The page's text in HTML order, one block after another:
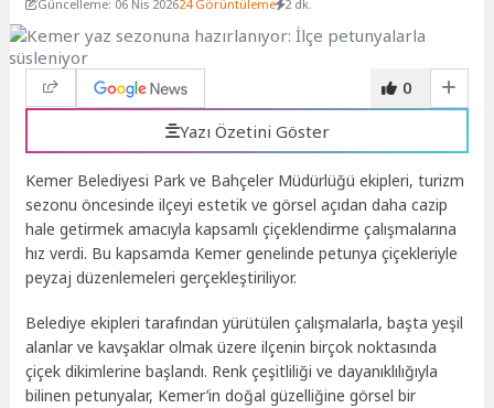
Güncelleme: 06 Nis 202624 Görüntüleme 2 dk.
0
Yazı Özetini Göster
Kemer Belediyesi Park ve Bahçeler Müdürlüğü ekipleri, turizm
sezonu öncesinde ilçeyi estetik ve görsel açıdan daha cazip
hale getirmek amacıyla kapsamlı çiçeklendirme çalışmalarına
hız verdi. Bu kapsamda Kemer genelinde petunya çiçekleriyle
peyzaj düzenlemeleri gerçekleştiriliyor.
Belediye ekipleri tarafından yürütülen çalışmalarla, başta yeşil
alanlar ve kavşaklar olmak üzere ilçenin birçok noktasında
çiçek dikimlerine başlandı. Renk çeşitliliği ve dayanıklılığıyla
bilinen petunyalar, Kemer’in doğal güzelliğine görsel bir